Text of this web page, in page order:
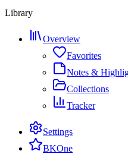
Library
Overview
Favorites
Notes &
Collections
Tracker
Settings
BKOne